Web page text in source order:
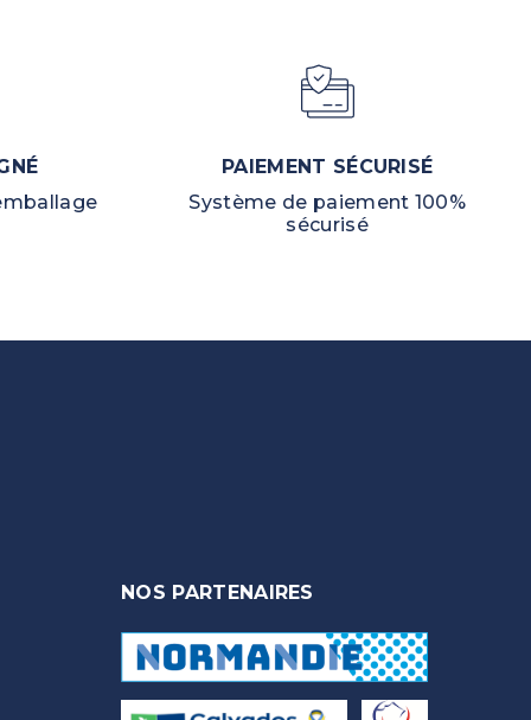
PAIEMENT SÉCURISÉ
Système de paiement 100%
sécurisé
NOS PARTENAIRES